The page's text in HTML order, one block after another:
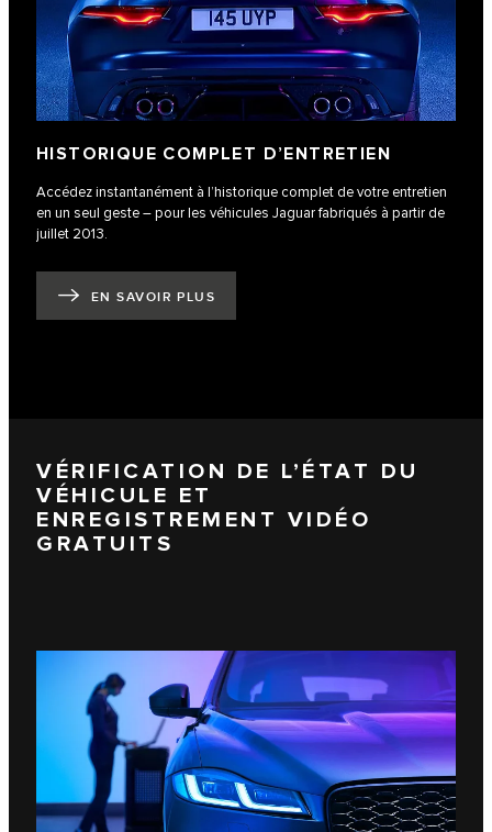
HISTORIQUE COMPLET D’ENTRETIEN
Accédez instantanément à l’historique complet de votre entretien
en un seul geste – pour les véhicules Jaguar fabriqués à partir de
juillet 2013.
EN SAVOIR PLUS
VÉRIFICATION DE L’ÉTAT DU
VÉHICULE ET
ENREGISTREMENT VIDÉO
GRATUITS